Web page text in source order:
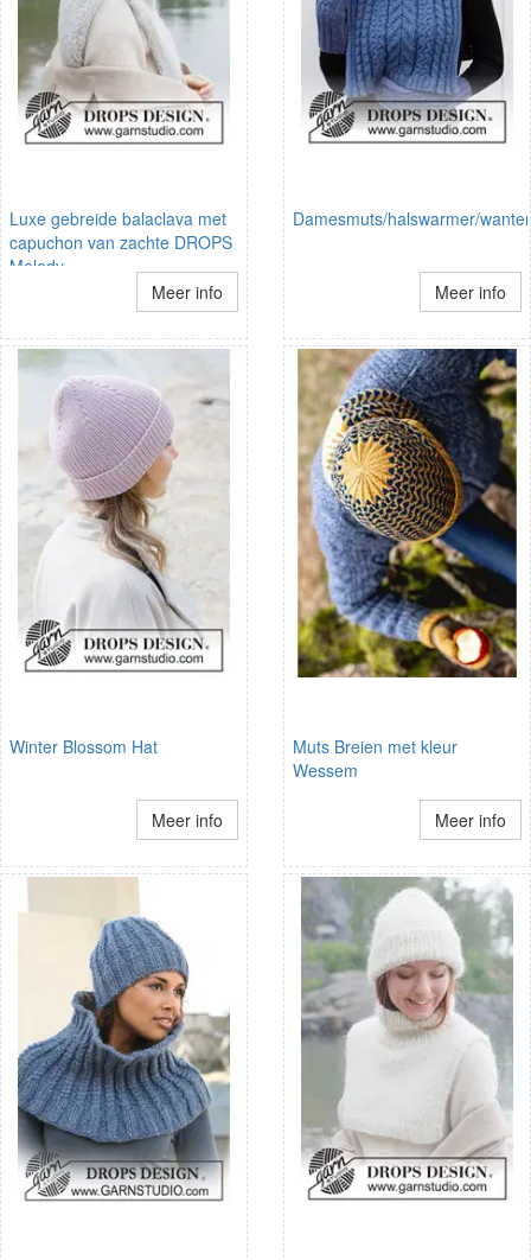
Luxe gebreide balaclava met
capuchon van zachte DROPS
Melody
Meer info
Damesmuts/halswarmer/
Meer info
Winter Blossom Hat
Meer info
Muts Breien met kleur
Wessem
Meer info